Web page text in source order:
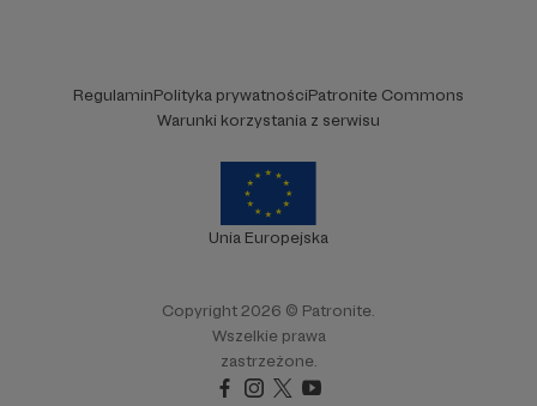
RegulaminPolityka prywatnościPatronite Commons
Warunki korzystania z serwisu
Unia Europejska
Copyright 2026 © Patronite.
Wszelkie prawa
zastrzeżone.